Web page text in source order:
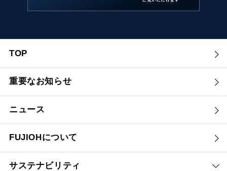
TOP
重要なお知らせ
ニュース
FUJIOHについて
サステナビリティ